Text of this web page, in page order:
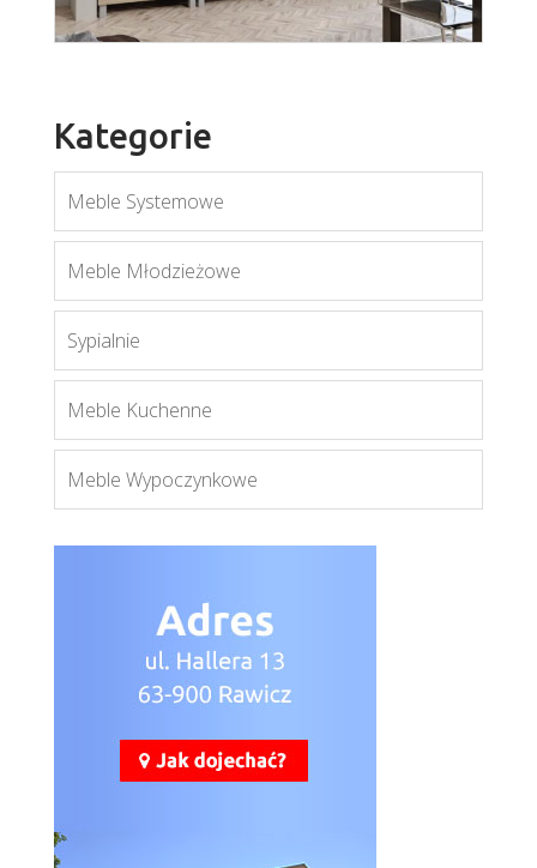
sonoma kraft
Więcej
Kategorie
Meble Systemowe
Meble Młodzieżowe
Sypialnie
Meble Kuchenne
Meble Wypoczynkowe